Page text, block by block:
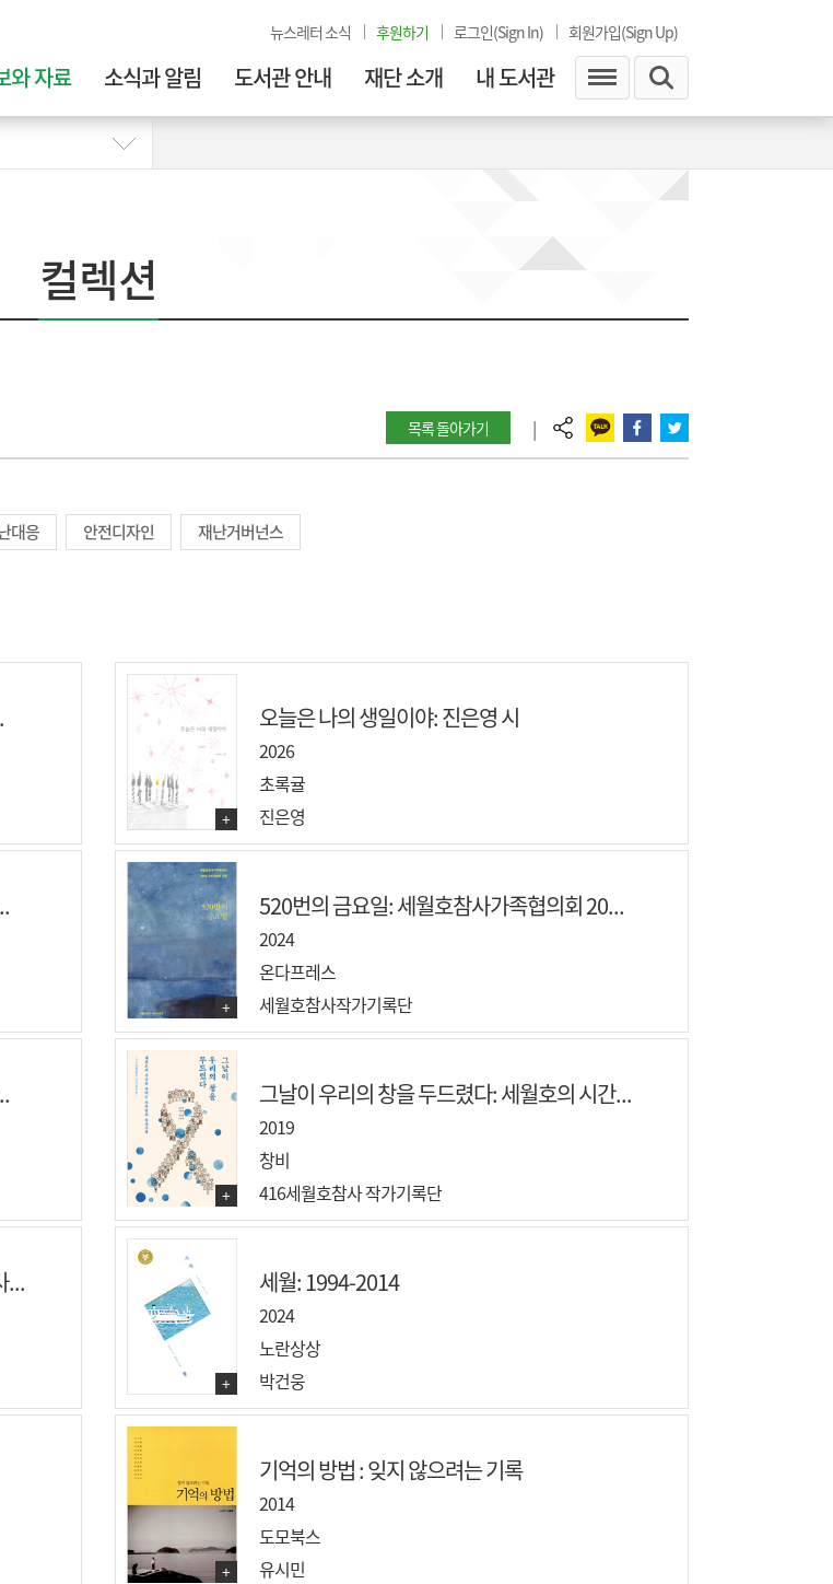
뉴스레터 소식 후원하기 로그인(Sign In) 회원가입(Sign Up)
와 자료 소식과 알림 도서관 안내 재단 소개 내 도서관
컬렉션
목록 돌아가기 |
대응 안전디자인 재난거버넌스
+
오늘은 나의 생일이야: 진은영 시
2026
초록귤
진은영
+
520번의 금요일: 세월호참사가족협의회 20...
2024
온다프레스
세월호참사작가기록단
+
그날이 우리의 창을 두드렸다: 세월호의 시간...
2019
창비
416세월호참사 작가기록단
...
+
세월: 1994-2014
2024
노란상상
박건웅
+
기억의 방법 : 잊지 않으려는 기록
2014
도모북스
유시민